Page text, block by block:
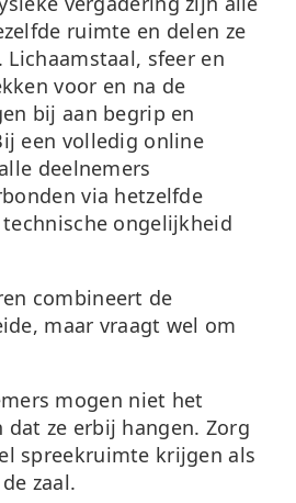
ruimte en delen ze
sfeer en
voor en na de
bij aan begrip en
een volledig online
deelnemers
via hetzelfde
ongelijkheid
combineert de
maar vraagt wel om
mogen niet het
dat ze erbij hangen. Zorg
spreekruimte krijgen als
zaal.